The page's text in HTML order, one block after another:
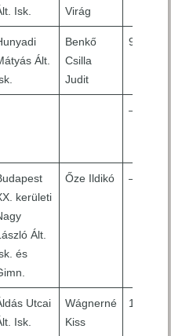
Isk.
Virág
Ált.
Benkő
Csilla
Judit
9
–
kerületi
Ált.
és
Őze Ildikó –
Utcai
Isk.
Wágnerné
Kiss
10